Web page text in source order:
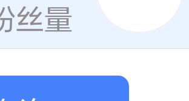
丝量